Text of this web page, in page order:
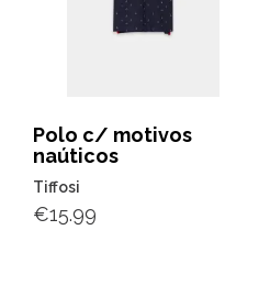
Polo c/ motivos
naúticos
Tiffosi
€15.99